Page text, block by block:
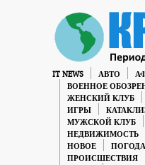
IT NEWS АВТО
ВОЕННОЕ
ЖЕНСКИЙ КЛУБ
ИГРЫ
МУЖСКОЙ КЛУБ
НЕДВИЖИМОСТЬ
НОВОЕ
ПОГОДА
ПРОИСШЕСТВИЯ